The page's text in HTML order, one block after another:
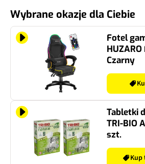
Wybrane okazje dla Ciebie
Fotel
HUZARO
Czarny
Tabletki
TRI-BIO
szt.
Kup